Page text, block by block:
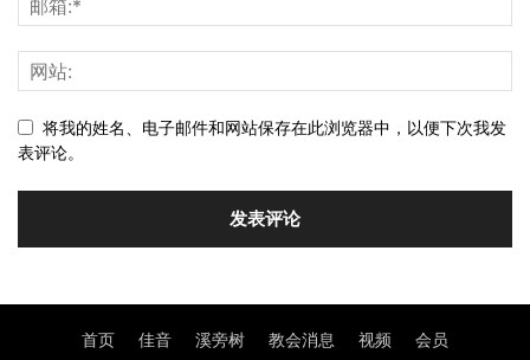
将我的姓名、电子邮件和网站保存在此浏览器中，以便下次我发
表评论。
首页 佳音 溪旁树 教会消息 视频 会员